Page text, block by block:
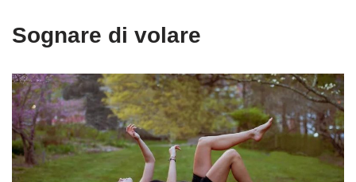
Sognare di volare